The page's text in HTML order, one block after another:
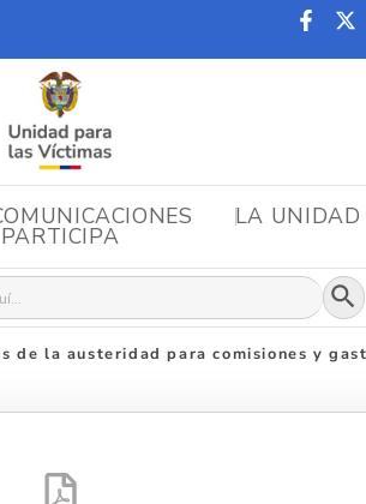
LA UNIDAD
PARTICIPA
de la austeridad para comisiones y